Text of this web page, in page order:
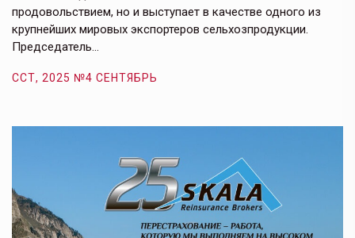
продовольствием, но и выступает в качестве одного из
крупнейших мировых экспортеров сельхозпродукции.
Председатель…
ССТ, 2025 №4 СЕНТЯБРЬ